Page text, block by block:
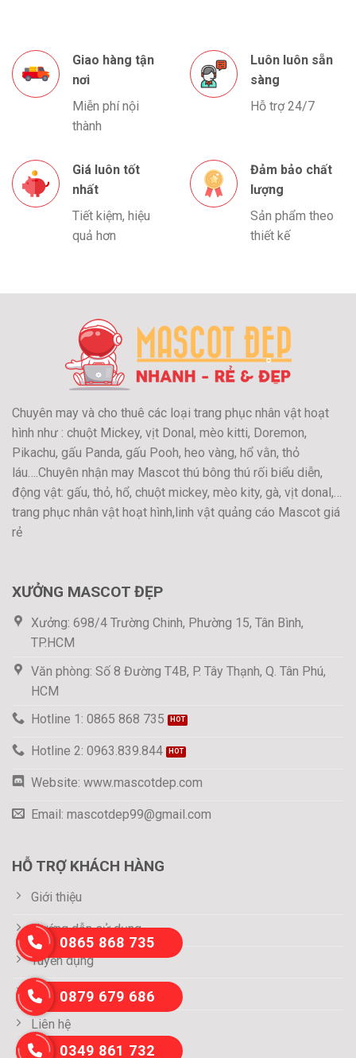
Giao hàng tận
nơi
Miễn phí nội
thành
Luôn luôn sẵn
sàng
Hỗ trợ 24/7
Giá luôn tốt
nhất
Tiết kiệm, hiệu
quả hơn
Đảm bảo chất
lượng
Sản phẩm theo
thiết kế
Chuyên may và cho thuê các loại trang phục nhân vật hoạt
hình như : chuột Mickey, vịt Donal, mèo kitti, Doremon,
Pikachu, gấu Panda, gấu Pooh, heo vàng, hổ vằn, thỏ
láu….Chuyên nhận may Mascot thú bông thú rối biểu diễn,
động vật: gấu, thỏ, hổ, chuột mickey, mèo kity, gà, vịt donal,…
trang phục nhân vật hoạt hình,linh vật quảng cáo Mascot giá
rẻ
XƯỞNG MASCOT ĐẸP
Xưởng: 698/4 Trường Chinh, Phường 15, Tân Bình,
TP.HCM
Văn phòng: Số 8 Đường T4B, P. Tây Thạnh, Q. Tân Phú,
HCM
Hotline 1: 0865 868 735
Hotline 2: 0963.839.844
Website: www.mascotdep.com
Email: mascotdep99@gmail.com
HỖ TRỢ KHÁCH HÀNG
Giới thiệu
Hướng dẫn sử dụng
Tuyển dụng
Thông tin thanh toán
Liên hệ
0865 868 735
0879 679 686
0349 861 732